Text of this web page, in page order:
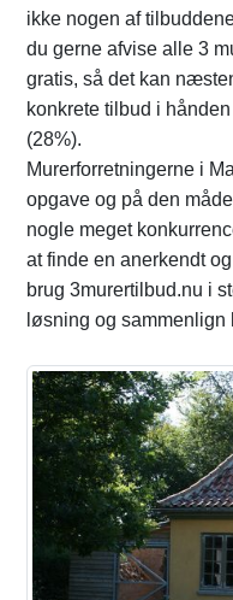
ikke nogen af
du gerne afvise alle 3
gratis, så det kan
konkrete tilbud i
(28%).
Murerforretningerne i
opgave og på den
nogle meget
at finde en anerkendt
brug 3murertilbud.nu i
løsning og